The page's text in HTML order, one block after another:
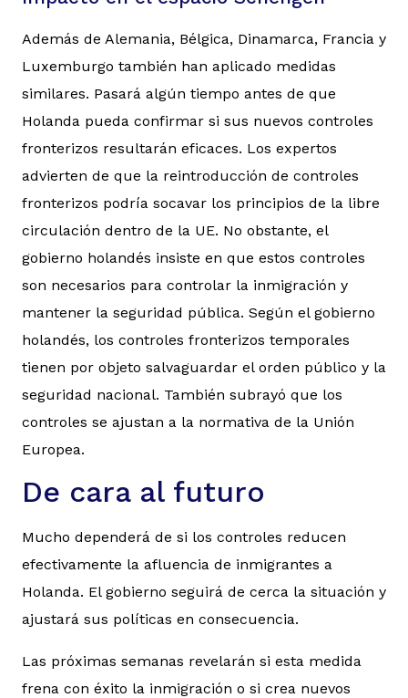
Además de Alemania, Bélgica, Dinamarca, Francia y
Luxemburgo también han aplicado medidas
similares. Pasará algún tiempo antes de que
Holanda pueda confirmar si sus nuevos controles
fronterizos resultarán eficaces. Los expertos
advierten de que la reintroducción de controles
fronterizos podría socavar los principios de la libre
circulación dentro de la UE. No obstante, el
gobierno holandés insiste en que estos controles
son necesarios para controlar la inmigración y
mantener la seguridad pública. Según el gobierno
holandés, los controles fronterizos temporales
tienen por objeto salvaguardar el orden público y la
seguridad nacional. También subrayó que los
controles se ajustan a la normativa de la Unión
Europea.
De cara al futuro
Mucho dependerá de si los controles reducen
efectivamente la afluencia de inmigrantes a
Holanda. El gobierno seguirá de cerca la situación y
ajustará sus políticas en consecuencia.
Las próximas semanas revelarán si esta medida
frena con éxito la inmigración o si crea nuevos